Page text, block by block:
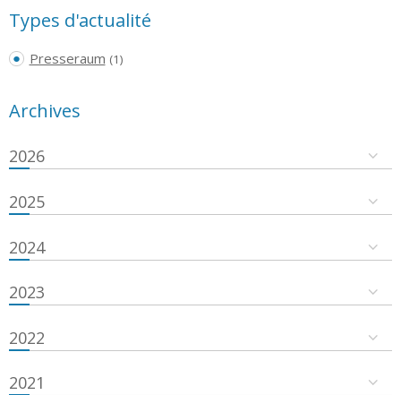
Types d'actualité
Presseraum (1)
Archives
2026
2025
2024
2023
2022
2021